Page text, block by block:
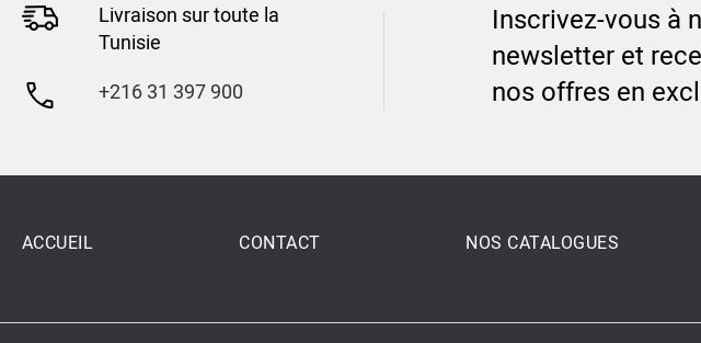
Livraison sur toute la
Tunisie
+216 31 397 900
Inscrivez-vous à
newsletter et
nos offres en
ACCUEIL CONTACT NOS CATALOGUES